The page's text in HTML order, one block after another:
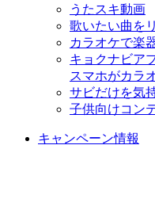
うたスキ動画
歌いたい曲を
カラオケで楽
キョクナビア
スマホがカラ
サビだけを気
子供向けコン
キャンペーン情報